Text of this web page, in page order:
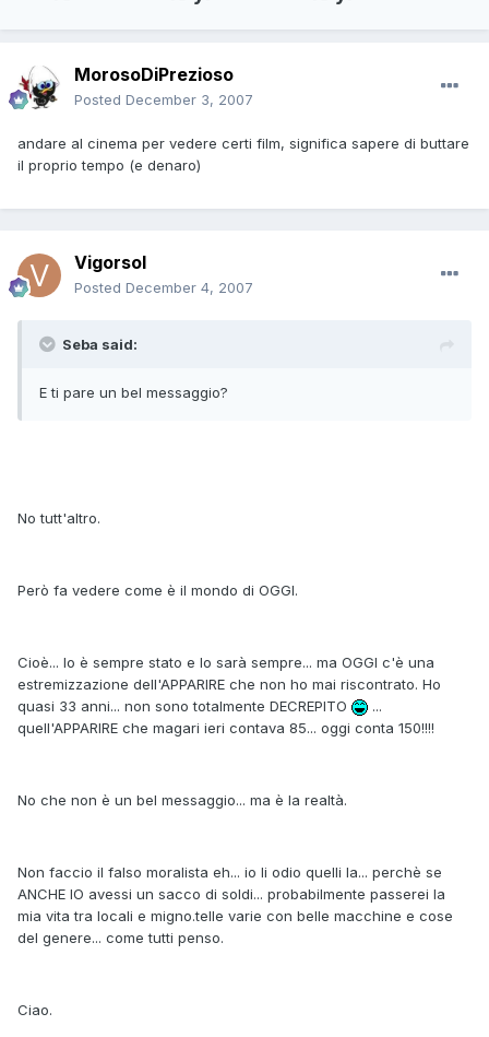
MorosoDiPrezioso
Posted December 3, 2007
andare al cinema per vedere certi film, significa sapere di buttare
il proprio tempo (e denaro)
Vigorsol
Posted December 4, 2007
Seba said:
E ti pare un bel messaggio?
No tutt'altro.
Però fa vedere come è il mondo di OGGI.
Cioè... lo è sempre stato e lo sarà sempre... ma OGGI c'è una
estremizzazione dell'APPARIRE che non ho mai riscontrato. Ho
quasi 33 anni... non sono totalmente DECREPITO
...
quell'APPARIRE che magari ieri contava 85... oggi conta 150!!!!
No che non è un bel messaggio... ma è la realtà.
Non faccio il falso moralista eh... io li odio quelli la... perchè se
ANCHE IO avessi un sacco di soldi... probabilmente passerei la
mia vita tra locali e migno.telle varie con belle macchine e cose
del genere... come tutti penso.
Ciao.